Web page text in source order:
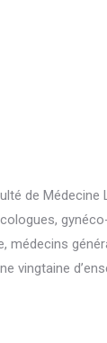
de
médecins
vingtaine